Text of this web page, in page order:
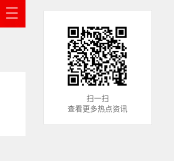
扫一扫
查看更多热点资讯